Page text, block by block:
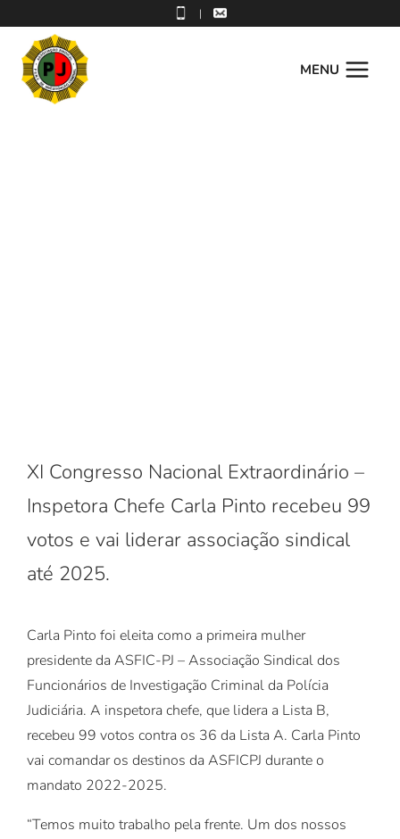
|
MENU
XI Congresso Nacional Extraordinário –
Inspetora Chefe Carla Pinto recebeu 99
votos e vai liderar associação sindical
até 2025.
Carla Pinto foi eleita como a primeira mulher
presidente da ASFIC-PJ – Associação Sindical dos
Funcionários de Investigação Criminal da Polícia
Judiciária. A inspetora chefe, que lidera a Lista B,
recebeu 99 votos contra os 36 da Lista A. Carla Pinto
vai comandar os destinos da ASFICPJ durante o
mandato 2022-2025.
“Temos muito trabalho pela frente. Um dos nossos